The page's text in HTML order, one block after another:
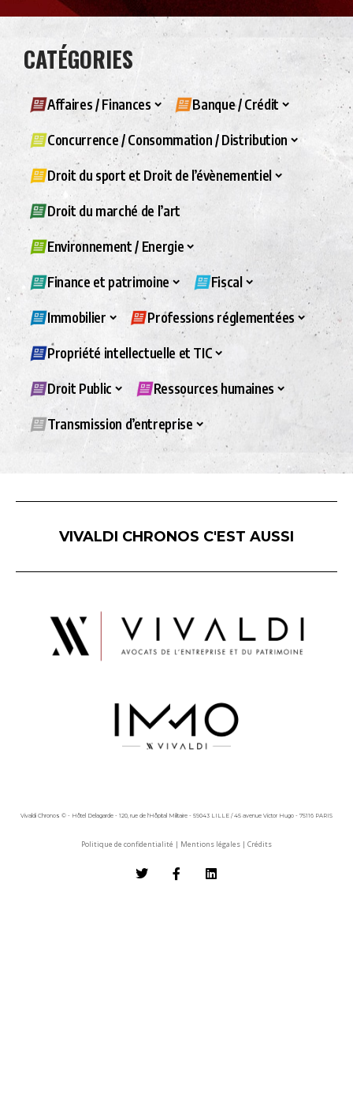
CATÉGORIES
Affaires / Finances Banque / Crédit
Concurrence / Consommation / Distribution
Droit du sport et Droit de l’évènementiel
Droit du marché de l’art
Environnement / Energie
Finance et patrimoine Fiscal
Immobilier Professions réglementées
Propriété intellectuelle et TIC
Droit Public Ressources humaines
Transmission d’entreprise
VIVALDI CHRONOS C'EST AUSSI
Vivaldi Chronos © - Hôtel Delagarde - 120, rue de l'Hôpital Militaire - 59043 LILLE / 45 avenue Victor Hugo - 75116 PARIS
Politique de confidentialité | Mentions légales | Crédits